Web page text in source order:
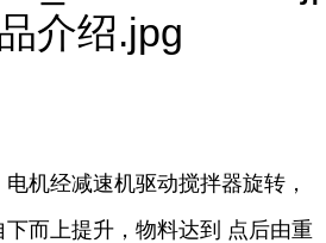
机经减速机驱动搅拌器旋转，
而上提升，物料达到 点后由重